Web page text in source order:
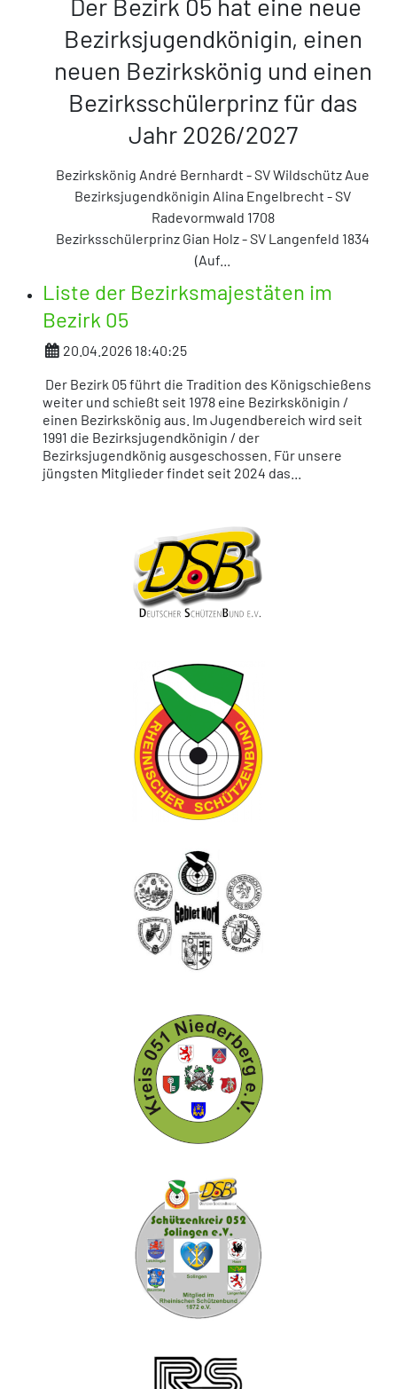
Bezirksjugendkönigin, einen
neuen Bezirkskönig und einen
Bezirksschülerprinz für das
Jahr 2026/2027
Bezirkskönig André Bernhardt - SV Wildschütz Aue
Bezirksjugendkönigin Alina Engelbrecht - SV
Radevormwald 1708
Bezirksschülerprinz Gian Holz- SV Langenfeld 1834
(Auf
Liste der Bezirksmajestäten im
Bezirk 05
Details20.04.2026 18:40:25
Der Bezirk 05 führt die Tradition des Königschießens
weiter und schießt seit 1978 eine Bezirkskönigin /
einen Bezirkskönig aus. Im Jugendbereich wird seit
1991 die Bezirksjugendkönigin / der
Bezirksjugendkönig ausgeschossen. Für unsere
jüngsten Mitglieder findet seit 2024 das...